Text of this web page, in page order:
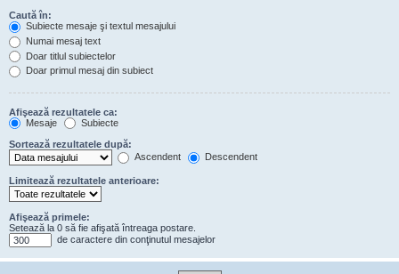
Caută în:
Subiecte mesaje şi textul mesajului
Numai mesaj text
Doar titlul subiectelor
Doar primul mesaj din subiect
Afişează rezultatele ca:
Mesaje
Subiecte
Sortează rezultatele după:
Ascendent
Descendent
Limitează rezultatele anterioare:
Afişează primele:
Setează la 0 să fie afişată întreaga postare.
de caractere din conţinutul mesajelor